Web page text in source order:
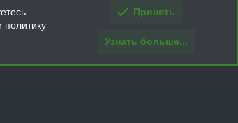
Главная
R
S
политику
Принять
Узнать больше...